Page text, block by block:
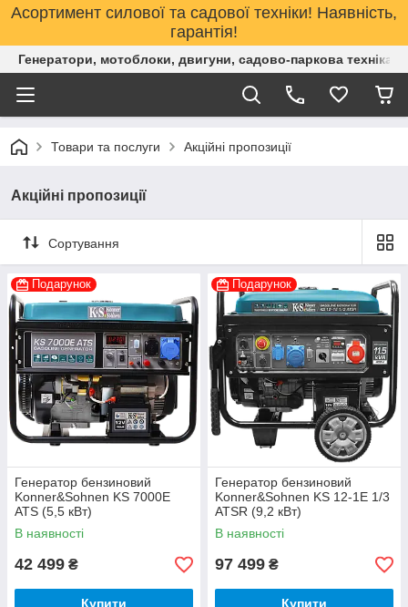
Асортимент силової та садової техніки! Наявність,
гарантія!
Генератори, мотоблоки, двигуни, садово-паркова техніка.
Товари та послуги Акційні пропозиції
Акційні пропозиції
Сортування
Подарунок
Генератор бензиновий
Konner&Sohnen KS 7000E
ATS (5,5 кВт)
В наявності
42 499 ₴
Купити
Подарунок
Генератор бензиновий
Konner&Sohnen KS 12-1E 1/3
ATSR (9,2 кВт)
В наявності
97 499 ₴
Купити